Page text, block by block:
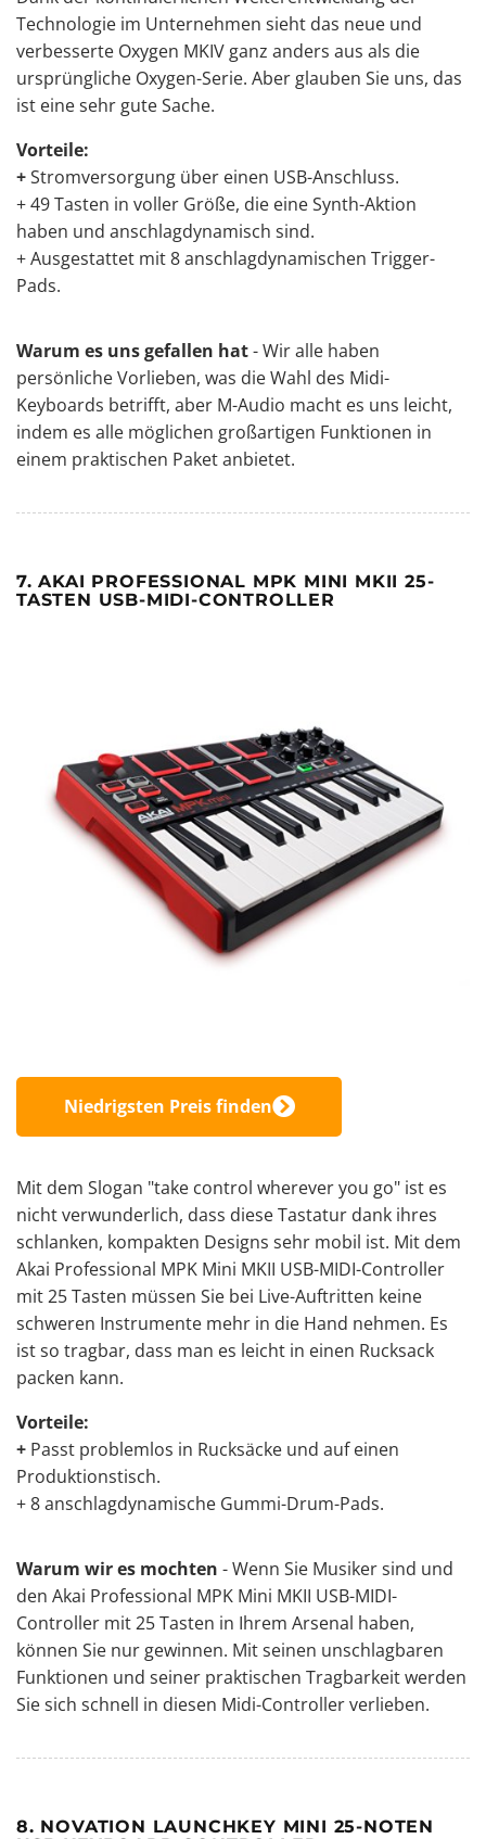
Technologie im Unternehmen sieht das neue und
verbesserte Oxygen MKIV ganz anders aus als die
ursprüngliche Oxygen-Serie. Aber glauben Sie uns, das
ist eine sehr gute Sache.
Vorteile:
+Stromversorgung über einen USB-Anschluss.
+ 49 Tasten in voller Größe, die eine Synth-Aktion
haben und anschlagdynamisch sind.
+ Ausgestattet mit 8 anschlagdynamischen Trigger-
Pads.
Warum es uns gefallen hat- Wir alle haben
persönliche Vorlieben, was die Wahl des Midi-
Keyboards betrifft, aber M-Audio macht es uns leicht,
indem es alle möglichen großartigen Funktionen in
einem praktischen Paket anbietet.
7. AKAI PROFESSIONAL MPK MINI MKII 25-
TASTEN USB-MIDI-CONTROLLER
Niedrigsten Preis finden
Mit dem Slogan "take control wherever you go" ist es
nicht verwunderlich, dass diese Tastatur dank ihres
schlanken, kompakten Designs sehr mobil ist. Mit dem
Akai Professional MPK Mini MKII USB-MIDI-Controller
mit 25 Tasten müssen Sie bei Live-Auftritten keine
schweren Instrumente mehr in die Hand nehmen. Es
ist so tragbar, dass man es leicht in einen Rucksack
packen kann.
Vorteile:
+ Passt problemlos in Rucksäcke und auf einen
Produktionstisch.
+ 8 anschlagdynamische Gummi-Drum-Pads.
Warum wir es mochten - Wenn Sie Musiker sind und
den Akai Professional MPK Mini MKII USB-MIDI-
Controller mit 25 Tasten in Ihrem Arsenal haben,
können Sie nur gewinnen. Mit seinen unschlagbaren
Funktionen und seiner praktischen Tragbarkeit werden
Sie sich schnell in diesen Midi-Controller verlieben.
8. NOVATION LAUNCHKEY MINI 25-NOTEN